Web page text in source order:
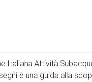
Italiana Attività
è una guida alla